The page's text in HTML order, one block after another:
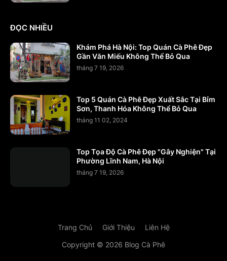
ĐỌC NHIỀU
Khám Phá Hà Nội: Top Quán Cà Phê Đẹp
Gần Văn Miếu Không Thể Bỏ Qua
tháng 7 19, 2026
Top 5 Quán Cà Phê Đẹp Xuất Sắc Tại Bỉm
Sơn, Thanh Hóa Không Thể Bỏ Qua
tháng 11 02, 2024
Top Tọa Độ Cà Phê Đẹp "Gây Nghiện" Tại
Phường Lĩnh Nam, Hà Nội
tháng 7 19, 2026
Copyright © 2026 Blog Cà Phê
Trang Chủ Giới Thiệu Liên Hệ